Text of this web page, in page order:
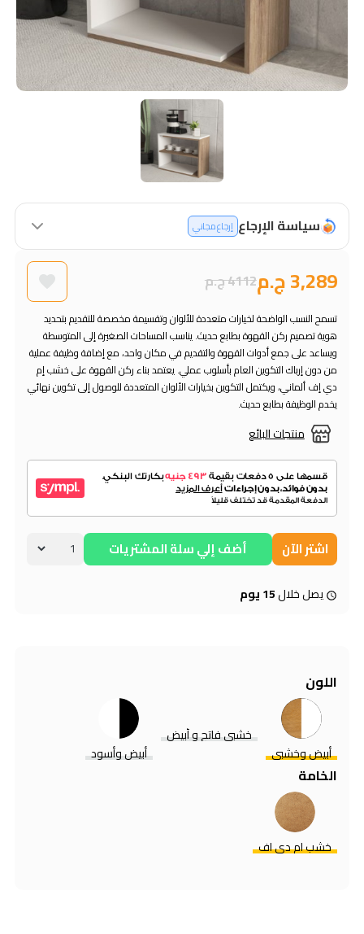
سياسة الإرجاع إرجاع مجاني
3,289 ج.م 4112 ج.م
منتجات البائع
تسمح النسب الواضحة لخيارات متعددة للألوان وتقسيمة مخصصة للتقديم بتحديد
هوية تصميم ركن القهوة بطابع حديث. يناسب المساحات الصغيرة إلى المتوسطة
ويساعد على جمع أدوات القهوة والتقديم في مكان واحد، مع إضافة وظيفة عملية
من دون إرباك التكوين العام بأسلوب عملي. يعتمد بناء ركن القهوة على خشب إم
دي إف ألماني، ويكتمل التكوين بخيارات الألوان المتعددة للوصول إلى تكوين نهائي
يخدم الوظيفة بطابع حديث.
اشتر الآن أضف إلي سلة المشتريات
يصل خلال15 يوم
اللون
أبيض وخشبي
خشبى فاتح و أبيض
أبيض وأسود
الخامة
خشب ام دي اف